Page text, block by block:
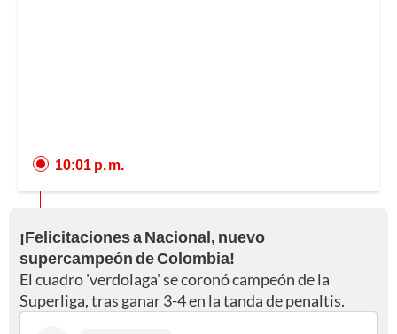
10:01 p. m.
¡Felicitaciones a Nacional, nuevo
supercampeón de Colombia!
El cuadro 'verdolaga' se coronó campeón de la
Superliga, tras ganar 3-4 en la tanda de penaltis.